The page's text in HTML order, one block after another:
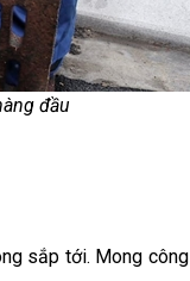
đầu
sắp tới. Mong